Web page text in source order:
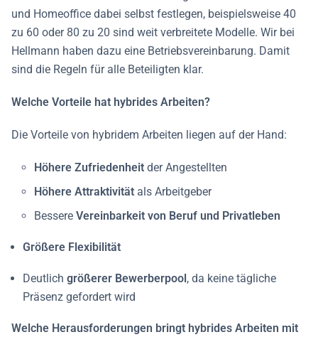
und Homeoffice dabei selbst festlegen, beispielsweise 40
zu 60 oder 80 zu 20 sind weit verbreitete Modelle. Wir bei
Hellmann haben dazu eine Betriebsvereinbarung. Damit
sind die Regeln für alle Beteiligten klar.
Welche Vorteile hat hybrides Arbeiten?
Die Vorteile von hybridem Arbeiten liegen auf der Hand:
Höhere Zufriedenheit der Angestellten
Höhere Attraktivität als Arbeitgeber
Bessere Vereinbarkeit von Beruf und Privatleben
Größere Flexibilität
Deutlich größerer Bewerberpool, da keine tägliche
Präsenz gefordert wird
Welche Herausforderungen bringt hybrides Arbeiten mit